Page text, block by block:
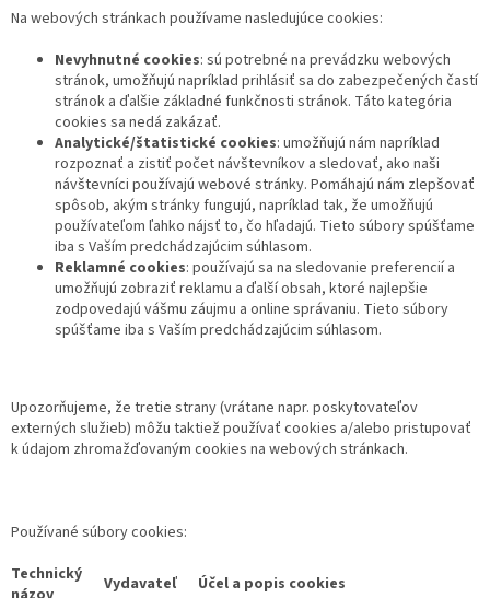
Na webových stránkach používame nasledujúce cookies:
Nevyhnutné cookies: sú potrebné na prevádzku webových
stránok, umožňujú napríklad prihlásiť sa do zabezpečených častí
stránok a ďalšie základné funkčnosti stránok. Táto kategória
cookies sa nedá zakázať.
Analytické/štatistické cookies: umožňujú nám napríklad
rozpoznať a zistiť počet návštevníkov a sledovať, ako naši
návštevníci používajú webové stránky. Pomáhajú nám zlepšovať
spôsob, akým stránky fungujú, napríklad tak, že umožňujú
používateľom ľahko nájsť to, čo hľadajú. Tieto súbory spúšťame
iba s Vaším predchádzajúcim súhlasom.
Reklamné cookies: používajú sa na sledovanie preferencií a
umožňujú zobraziť reklamu a ďalší obsah, ktoré najlepšie
zodpovedajú vášmu záujmu a online správaniu. Tieto súbory
spúšťame iba s Vaším predchádzajúcim súhlasom.
Upozorňujeme, že tretie strany (vrátane napr. poskytovateľov
externých služieb) môžu taktiež používať cookies a/alebo pristupovať
k údajom zhromažďovaným cookies na webových stránkach.
Používané súbory cookies:
Technický
Vydavateľ Účel a popis cookies